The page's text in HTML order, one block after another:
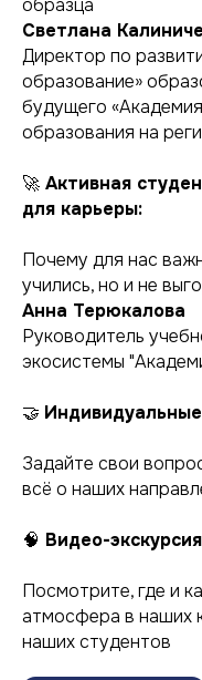
образца
Светлана
Директор по
образование»
будущего
образования на
🚀 Активная
для карьеры:
Почему для нас
учились, но и не
Анна Терюкалова
Руководитель
экосистемы
🤝
Задайте свои
всё о наших
🧠 Видео-
Посмотрите, где и
атмосфера в наших
наших студентов